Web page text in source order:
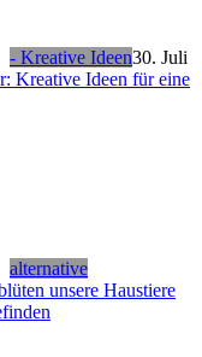
- Kreative Ideen30. Juli
Kreative Ideen für eine
alternative
unsere Haustiere